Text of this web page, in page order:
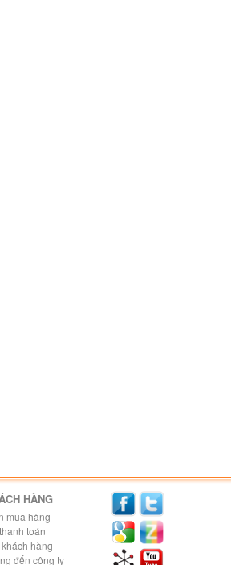
HÀNG
mua hàng
toán
hàng
đến công ty